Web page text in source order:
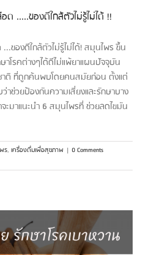
.....ของดีใกล้ตัวไม่รู้ไม่ได้ !!
ของดีใกล้ตัวไม่รู้ไม่ได้! สมุนไพร ขึ้น
าโรคต่างๆได้ดีไม่แพ้ยาแผนปัจจุบัน
ติ ที่ถูกค้นพบโดยคนสมัยก่อน ตั้งแต่
ช่วยป้องกันความเสี่ยงและรักษาบาง
จะมาแนะนำ 6 สมุนไพรที่ ช่วยลดไขมัน
ร, เครื่องดื่มเพื่อสุขภาพ | 0 Comments